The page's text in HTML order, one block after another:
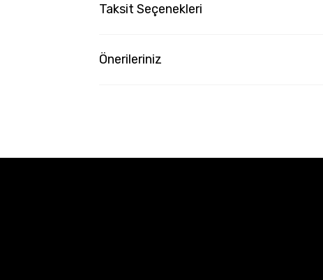
Taksit Seçenekleri
Önerileriniz